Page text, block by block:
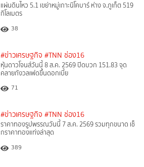
แผ่นดินไหว 5.1 เขย่าหมู่เกาะนิโคบาร์ ห่าง จ.ภูเก็ต 519
กิโลเมตร
38
#ข่าวเศรษฐกิจ #TNN ช่อง16
หุ้นดาวโจนส์วันนี้ 8 ส.ค. 2569 ปิดบวก 151.83 จุด
คลายกังวลเฟดขึ้นดอกเบี้ย
71
#ข่าวเศรษฐกิจ #TNN ช่อง16
ราคาทองรูปพรรณวันนี้ 7 ส.ค. 2569 รวมทุกขนาด เช็
กราคาทองแท่งล่าสุด
389